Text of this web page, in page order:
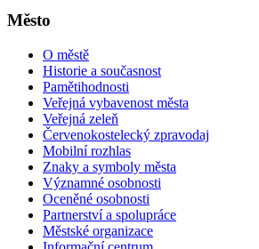
Město
O městě
Historie a současnost
Pamětihodnosti
Veřejná vybavenost města
Veřejná zeleň
Červenokostelecký zpravodaj
Mobilní rozhlas
Znaky a symboly města
Významné osobnosti
Oceněné osobnosti
Partnerství a spolupráce
Městské organizace